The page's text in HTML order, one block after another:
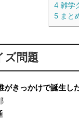
4 雑学
5まと
ズ問題
がきっかけで誕生し